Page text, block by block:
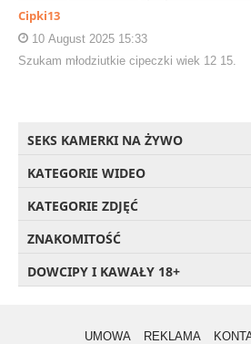
Cipki13
10 August 2025 15:33
Szukam młodziutkie cipeczki wiek 12 15.
SEKS KAMERKI NA ŻYWO
KATEGORIE WIDEO
KATEGORIE ZDJĘĆ
ZNAKOMITOŚĆ
DOWCIPY I KAWAŁY 18+
UMOWA REKLAMA